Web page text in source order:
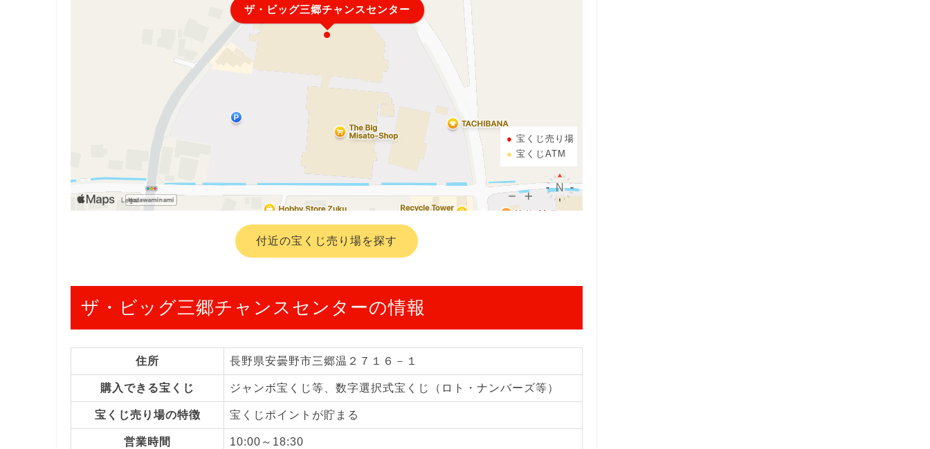
ザ・ビッグ三郷チャンスセンター
宝くじ売り場
宝くじATM
付近の宝くじ売り場を探す
ザ・ビッグ三郷チャンスセンターの情報
住所 長野県安曇野市三郷温２７１６－１
購入できる宝くじ ジャンボ宝くじ等、数字選択式宝くじ（ロト・ナンバーズ等）
宝くじ売り場の特徴 宝くじポイントが貯まる
営業時間 10:00～18:30